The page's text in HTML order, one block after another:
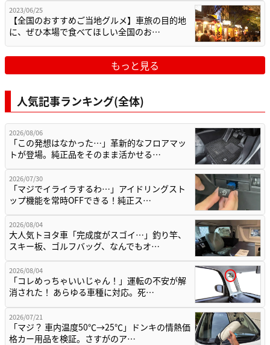
2023/06/25
【全国のおすすめご当地グルメ】車旅の目的地
に、ぜひ本場で食べてほしい全国のお…
もっと見る
人気記事ランキング(全体)
2026/08/06
「この発想はなかった…」革新的なフロアマッ
トが登場。純正品をそのまま活かせる…
2026/07/30
「マジでイライラするわ…」アイドリングスト
ップ機能を常時OFFできる！純正ス…
2026/08/04
大人気トヨタ車「完成度がスゴイ…」釣り竿、
スキー板、ゴルフバッグ、なんでもオ…
2026/08/04
「コレめっちゃいいじゃん！」運転の不安が解
消された！ あらゆる車種に対応。死…
2026/07/21
「マジ？ 車内温度50℃→25℃」ドンキの情熱価
格カー用品を検証。さすがのア…